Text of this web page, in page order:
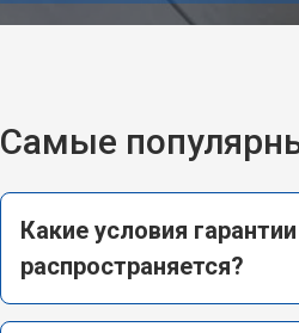
Самые
Какие условия
распространяется?